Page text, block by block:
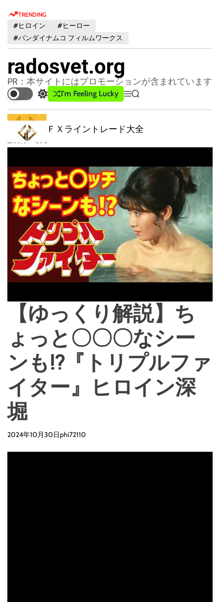
TRENDING
#ヒロイン
#ヒーロー
#バンダイナムコ フィルムワークス
radosvet.org
PR：本サイトにはプロモーションが含まれています
S
w
i
t
c
h
o
l
o
r
m
o
d
e
I'm Feeling Lucky
M
e
u
S
e
r
h
ＦＸライントレード大全
【ゆっくり解説】ち
ょっと〇〇〇なシー
ンも⁉『トリプルファ
イター』ヒロイン深
堀
2024年10月30日phi72110